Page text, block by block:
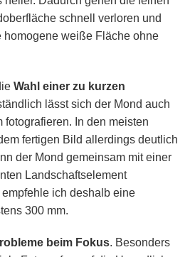
schnell verloren und
homogene weiße Fläche ohne
Wahl einer zu kurzen
lässt sich der Mond auch
fotografieren. In den meisten
fertigen Bild allerdings deutlich
der Mond gemeinsam mit einer
Landschaftselement
ich deshalb eine
300 mm.
beim Fokus. Besonders